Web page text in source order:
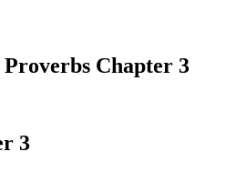
Chapter 3
3